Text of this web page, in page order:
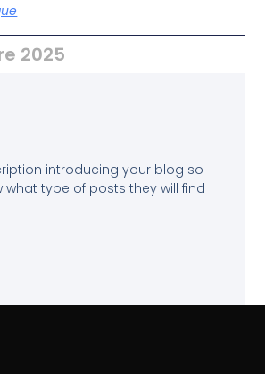
2025
introducing your blog so
what type of posts they will find